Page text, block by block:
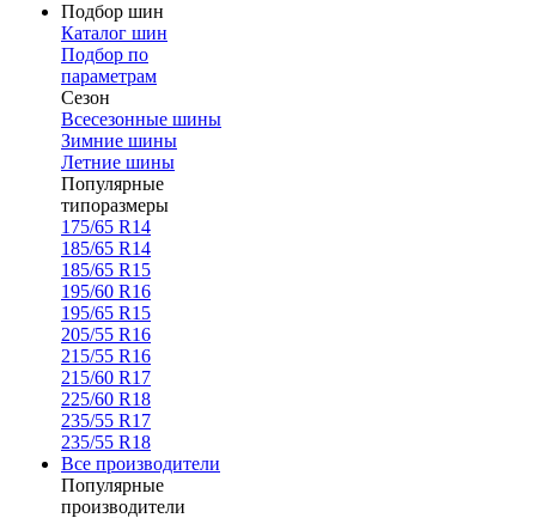
Подбор шин
Каталог шин
Подбор по
параметрам
Сезон
Всесезонные шины
Зимние шины
Летние шины
Популярные
типоразмеры
175/65 R14
185/65 R14
185/65 R15
195/60 R16
195/65 R15
205/55 R16
215/55 R16
215/60 R17
225/60 R18
235/55 R17
235/55 R18
Все производители
Популярные
производители